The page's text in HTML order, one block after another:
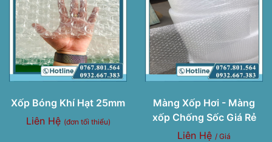
Xốp Bóng Khí Hạt 25mm
Liên Hệ (đơn tối thiểu)
Màng Xốp Hơi - Màng
xốp Chống Sốc Giá Rẻ
Liên Hệ / Giá